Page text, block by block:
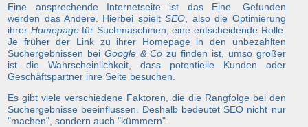
Eine ansprechende Internetseite ist das Eine. Gefunden
werden das Andere. Hierbei spieltSEO , also die Optimierung
ihrer Homepagefür Suchmaschinen, eine entscheidende Rolle.
Je früher der Link zu ihrer Homepage in den unbezahlten
Suchergebnissen bei Google & Co zu finden ist, umso größer
ist die Wahrscheinlichkeit, dass potentielle Kunden oder
Geschäftspartner ihre Seite besuchen.
Es gibt viele verschiedene Faktoren, die die Rangfolge bei den
Suchergebnisse beeinflussen. Deshalb bedeutet SEO nicht nur
"machen", sondern auch "kümmern".